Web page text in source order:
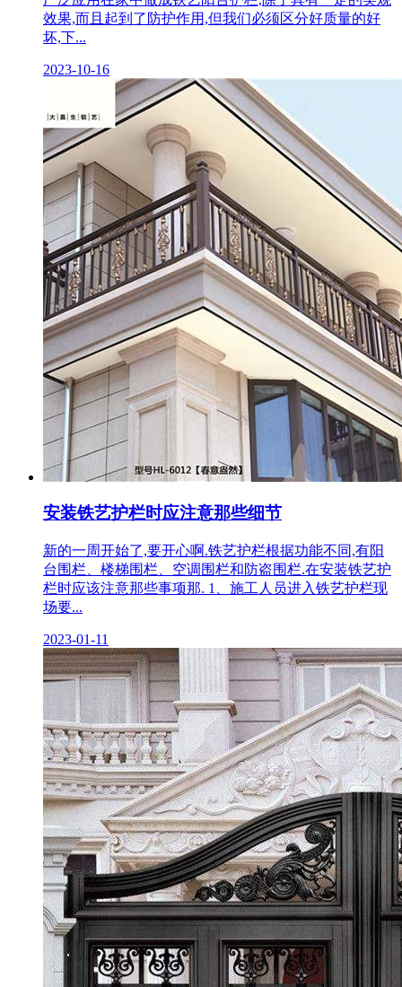
效果,而且起到了防护作用,但我们必须区分好质量的好
坏,下...
2023-10-16
安装铁艺护栏时应注意那些细节
新的一周开始了,要开心啊.铁艺护栏根据功能不同,有阳
台围栏、楼梯围栏、空调围栏和防盗围栏.在安装铁艺护
栏时应该注意那些事项那. 1、施工人员进入铁艺护栏现
场要...
2023-01-11